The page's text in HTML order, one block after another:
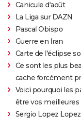
Canicule d'août
La Liga sur DAZN
Pascal Obispo
Guerre en Iran
Carte de l'éclipse
Ce sont les plus
cache forcément
Voici pourquoi les
être vos meilleures
Sergio Lopez